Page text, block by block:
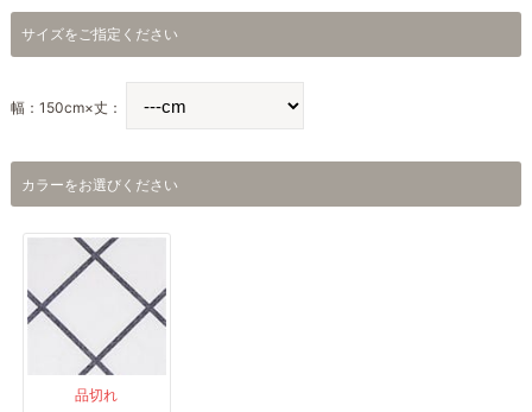
サイズをご指定ください
幅：150cm×丈：
カラーをお選びください
品切れ